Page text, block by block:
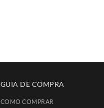
GUIA DE COMPRA
COMO COMPRAR